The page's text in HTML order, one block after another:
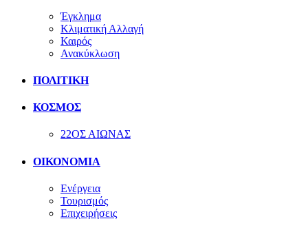
Έγκλημα
Κλιματική Αλλαγή
Καιρός
Ανακύκλωση
ΠΟΛΙΤΙΚΗ
ΚΟΣΜΟΣ
22ΟΣ ΑΙΩΝΑΣ
ΟΙΚΟΝΟΜΙΑ
Ενέργεια
Τουρισμός
Επιχειρήσεις